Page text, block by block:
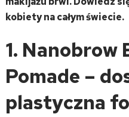
kobiety na całym świecie.
1. Nanobrow
Pomade –
plastyczna